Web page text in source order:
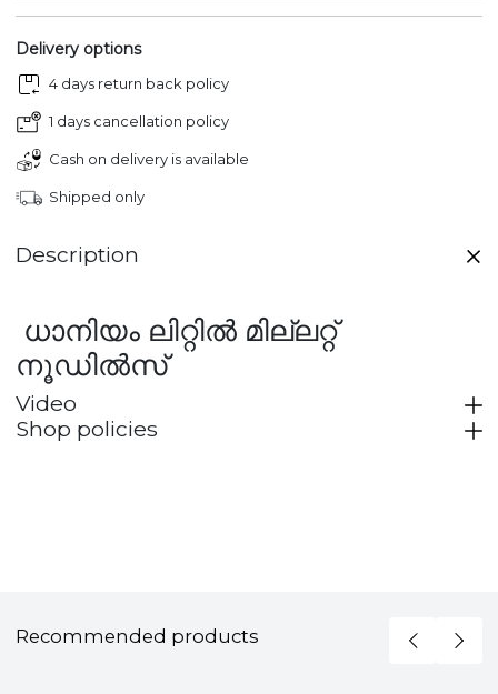
Delivery options
4 days return back policy
1 days cancellation policy
Cash on delivery is available
Shipped only
Description
ധാനിയം ലിറ്റിൽ മില്ലറ്റ്
നൂഡിൽസ്
Video
Shop policies
Recommended products